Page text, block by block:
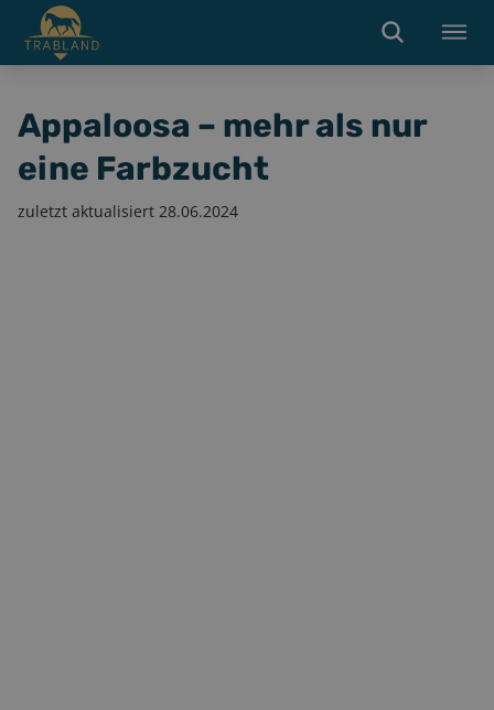
Appaloosa – mehr als nur
eine Farbzucht
zuletzt aktualisiert 28.06.2024